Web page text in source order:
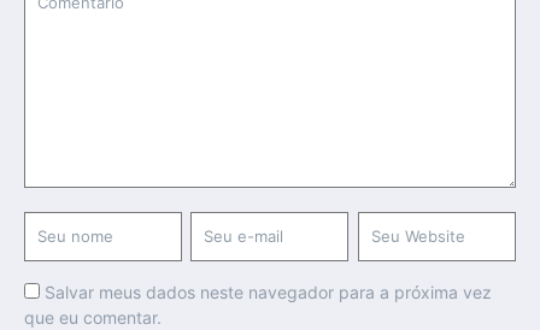
Salvar meus dados neste navegador para a próxima vez
que eu comentar.